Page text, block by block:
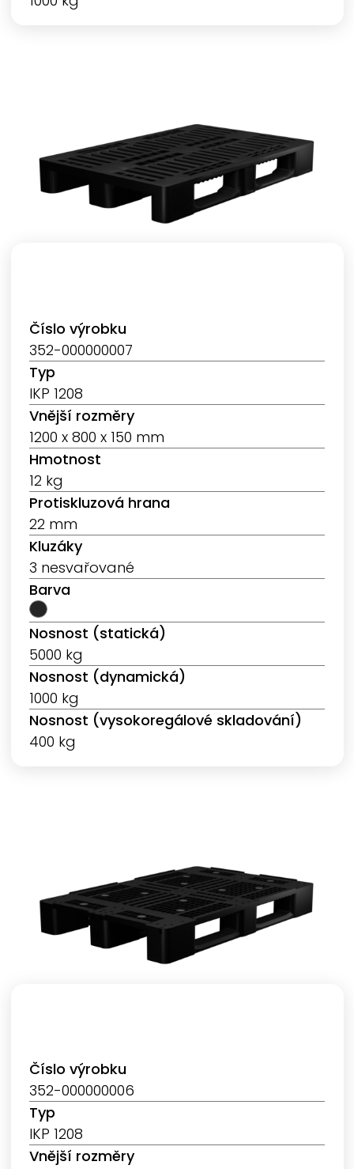
Číslo výrobku
352-000000007
Typ
IKP 1208
Vnější rozměry
1200 x 800 x 150 mm
Hmotnost
12 kg
Protiskluzová hrana
22 mm
Kluzáky
3 nesvařované
Barva
Nosnost (statická)
5000 kg
Nosnost (dynamická)
1000 kg
Nosnost (vysokoregálové skladování)
400 kg
Číslo výrobku
352-000000006
Typ
IKP 1208
Vnější rozměry